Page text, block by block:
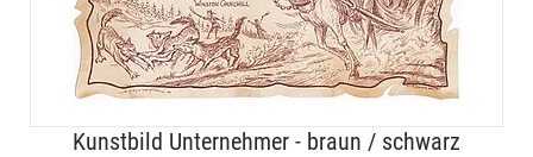
Kunstbild Unternehmer - braun / schwarz